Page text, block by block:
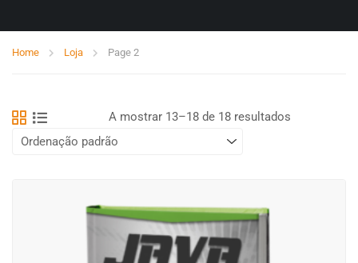
Home Loja Page 2
A mostrar 13–18 de 18 resultados